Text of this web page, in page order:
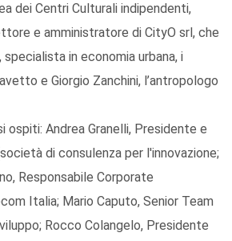
dei Centri Culturali indipendenti,
e amministratore di CityO srl, che
in economia urbana, i
e Giorgio Zanchini, l’antropologo
ospiti: Andrea Granelli, Presidente e
di consulenza per l'innovazione;
Responsabile Corporate
Italia; Mario Caputo, Senior Team
Rocco Colangelo, Presidente